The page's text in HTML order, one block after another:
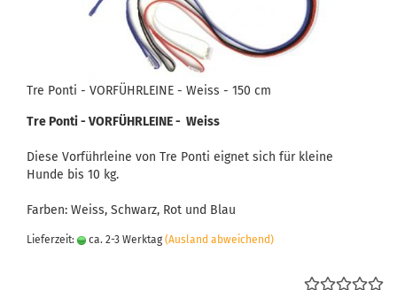
Tre Ponti - VORFÜHRLEINE - Weiss - 150 cm
Tre Ponti - VORFÜHRLEINE - Weiss
Diese Vorführleine von Tre Ponti eignet sich für kleine
Hunde bis 10 kg.
Farben: Weiss, Schwarz, Rot und Blau
Lieferzeit: ca. 2-3 Werktag (Ausland abweichend)